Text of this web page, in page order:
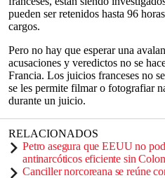
pueden ser retenidos hasta 96
cargos.
Pero no hay que esperar una
acusaciones y veredictos no se
Francia. Los juicios franceses no
se les permite filmar o fotografiar
durante un juicio.
RELACIONADOS
Petro asegura que EEUU no
antinarcóticos eficiente sin
Canciller norcoreana se reúne